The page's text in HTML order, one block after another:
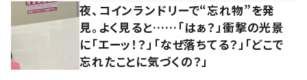
夜、コインランドリーで“忘れ物”を発
見。よく見ると……「はぁ？」衝撃の光景
に「エーッ！？」「なぜ落ちてる？」「どこで
忘れたことに気づくの？」